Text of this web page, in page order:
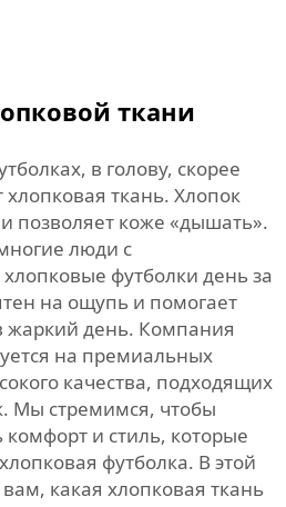
ткани
в голову, скорее
хлопковая ткань. Хлопок
позволяет коже «дышать».
люди с
футболки день за
на ощупь и помогает
жаркий день. Компания
на премиальных
качества, подходящих
Мы стремимся, чтобы
и стиль, которые
футболка. В этой
какая хлопковая ткань